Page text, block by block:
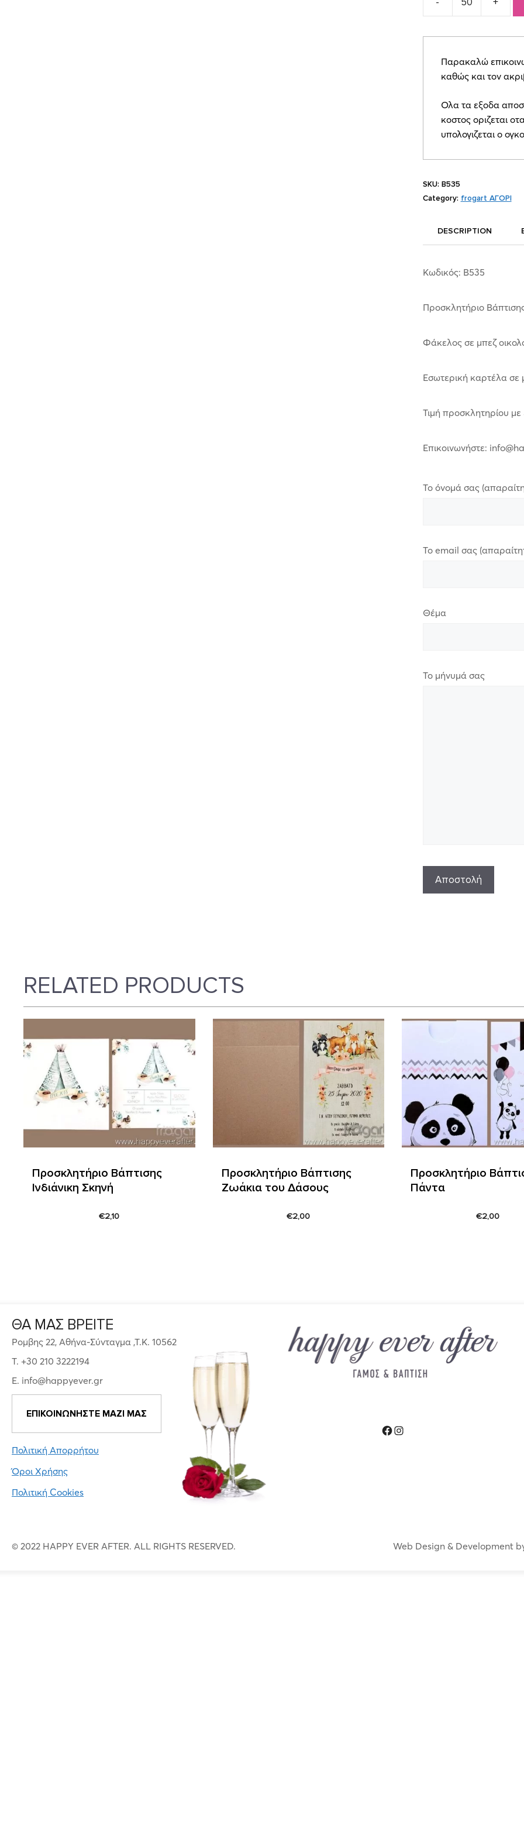
Προσκλητήριο
Safari
quantity
Παρακαλώ
καθώς και τον
Ολα τα εξοδα
κοστος οριζεται
υπολογιζεται ο
SKU: B535
Category: frogart ΑΓΟΡΙ
DESCRIPTION
Κωδικός: B535
Προσκλητήριο
Φάκελος σε μπεζ
Εσωτερική καρτέλα σε
Τιμή προσκλητηρίου
Επικοινωνήστε:
Το όνομά σας
Το email σας
Θέμα
Το μήνυμά σας
RELATED PRODUCTS
Προσκλητήριο Βάπτισης
Ινδιάνικη Σκηνή
€2,10
Προσκλητήριο Βάπτισης
Ζωάκια του Δάσους
€2,00
Προσκλητήριο
Πάντα
€2,00
ΘΑ ΜΑΣ ΒΡΕΙΤΕ
Ρομβης 22, Αθήνα-Σύνταγμα ,Τ.Κ. 10562
T. +30 210 3222194
E. info@happyever.gr
ΕΠΙΚΟΙΝΩΝΗΣΤΕ ΜΑΖΙ ΜΑΣ
Πολιτική Απορρήτου
Όροι Χρήσης
Πολιτική Cookies
Facebook
Instagram
© 2022 HAPPY EVER AFTER. ALL RIGHTS RESERVED. Web Design & Development